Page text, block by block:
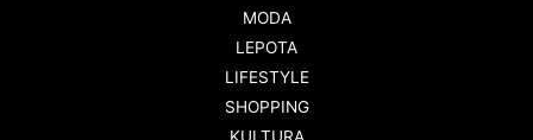
MODA
LEPOTA
LIFESTYLE
SHOPPING